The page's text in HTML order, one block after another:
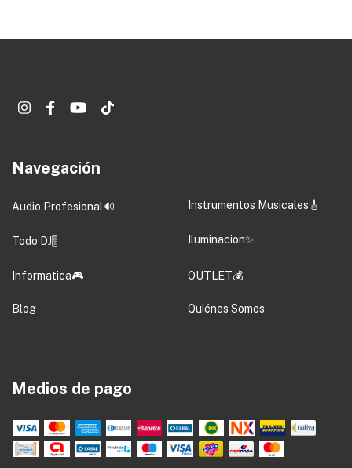
Navegación
Audio Profesional🔊 Instrumentos Musicales🎸
Todo DJ🎚️ Iluminacion✨
Informatica🎮 OUTLET💰
Blog Quiénes Somos
Medios de pago